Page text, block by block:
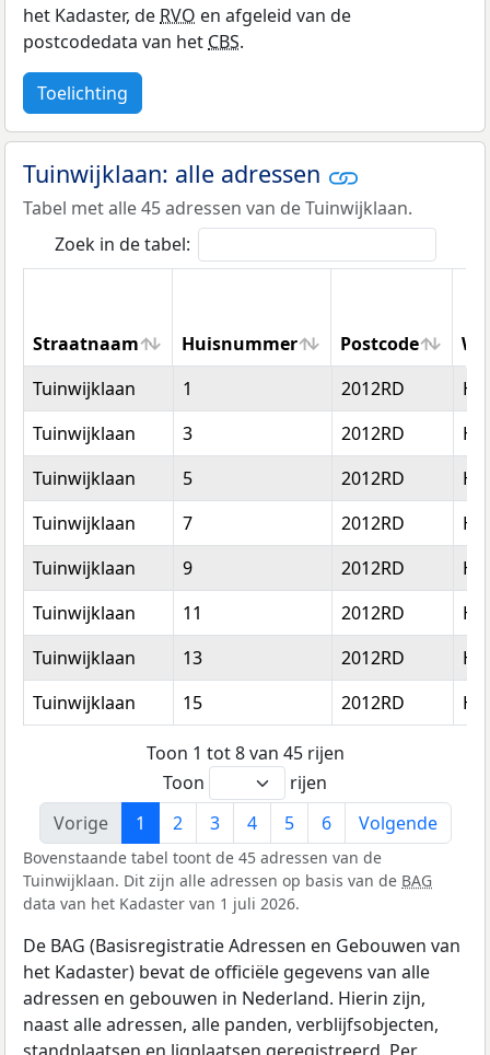
het Kadaster, deRVO en afgeleid van de
postcodedata van hetCBS.
Toelichting
Tuinwijklaan: alle adressen
Tabel met alle 45 adressen van de Tuinwijklaan.
Zoek in de tabel:
Straatnaam Huisnummer Postcode
Straatnaam
Huisnummer Postcode
Tuinwijklaan 1 2012RD
Tuinwijklaan
3 2012RD
Tuinwijklaan
5 2012RD
Tuinwijklaan
7 2012RD
Tuinwijklaan
9 2012RD
Tuinwijklaan
11 2012RD
Tuinwijklaan
13 2012RD
Tuinwijklaan
15 2012RD
Toon 1 tot 8 van 45 rijen
Toon
rijen
Vorige
1 2 3 4 5 6 Volgende
Bovenstaande tabel toont de 45 adressen van de
Tuinwijklaan. Dit zijn alle adressen op basis van de BAG
data van het Kadaster van 1 juli 2026.
De BAG (Basisregistratie Adressen en Gebouwen van
het Kadaster) bevat de officiële gegevens van alle
adressen en gebouwen in Nederland. Hierin zijn,
naast alle adressen, alle panden, verblijfsobjecten,